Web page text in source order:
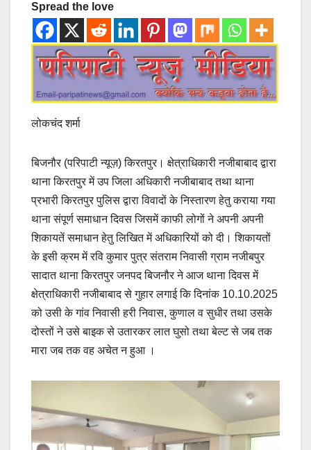
Spread the love
लोकचंद शर्मा
बिजनौर (परिपाटी न्यूज़) किरतपुर। क्षेत्राधिकारी नजीबाबाद द्वारा
थाना किरतपुर में उप जिला अधिकारी नजीबाबाद तथा थाना
प्रभारी किरतपुर पुलिस द्वारा विवादों के निस्तारण हेतु कराया गया
थाना संपूर्ण समाधान दिवस जिसमें काफी लोगों ने अपनी अपनी
शिकायतें समाधान हेतु लिखित में अधिकारियों को दी। शिकायतों
के इसी क्रम में रवि कुमार पुत्र संतराम निवासी ग्राम नजीबपुर
सादात थाना किरतपुर जनपद बिजनौर ने आज थाना दिवस में
क्षेत्राधिकारी नजीबाबाद से गुहार लगाई कि दिनांक 10.10.2025
को उसी के गांव निवासी हरी निवास, कुणाल व सुधीर तथा उसके
दोस्तों ने उसे बाइक से उतारकर लात घुसो तथा बेल्ट से जब तक
मारा जब तक वह अचेत न हुआ ।